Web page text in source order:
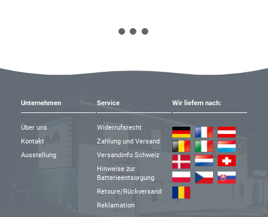
Unternehmen
Über uns
Kontakt
Ausstellung
Service
Widerrufsrecht
Zahlung und Versand
Versandinfo Schweiz
Hinweise zur
Batterieentsorgung
Retoure/Rückversand
Reklamation
Wir liefern nach: